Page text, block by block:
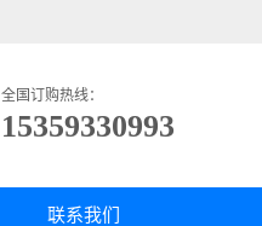
全国订购热线：
15359330993
联系我们